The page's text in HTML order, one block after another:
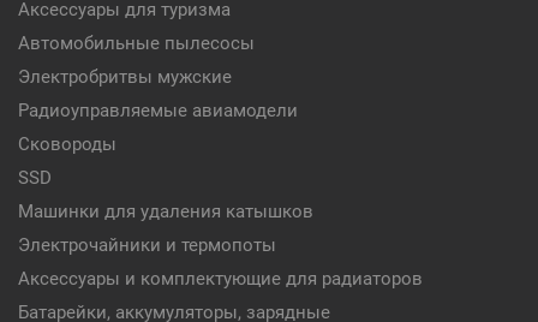
Аксессуары для туризма
Автомобильные пылесосы
Электробритвы мужские
Радиоуправляемые авиамодели
Сковороды
SSD
Машинки для удаления катышков
Электрочайники и термопоты
Аксессуары и комплектующие для радиаторов
Батарейки, аккумуляторы, зарядные